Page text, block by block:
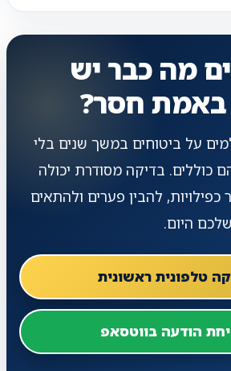
מה כבר יש
באמת חסר?
על ביטוחים במשך שנים בלי
כוללים. בדיקה מסודרת יכולה
להבין פערים ולהתאים
היום.
טלפונית ראשונית
הודעה בווטסאפ